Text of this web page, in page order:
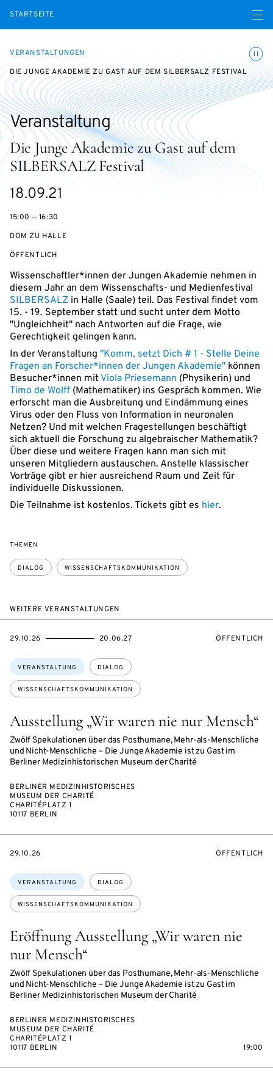
STARTSEITE Menü
VERANSTALTUNGEN
DIE JUNGE AKADEMIE ZU GAST AUF DEM SILBERSALZ FESTIVAL
Die Junge Akademie zu Gast auf dem
SILBERSALZ Festival
Veranstaltung
eventBeginsOn
18.09.21
15:00 — 16:30
DOM ZU HALLE
VERANSTALTUNGSZUGANG:
ÖFFENTLICH
Wissenschaftler*innen der Jungen Akademie nehmen in
diesem Jahr an dem Wissenschafts- und Medienfestival
SILBERSALZ in Halle (Saale) teil. Das Festival findet vom
15. - 19. September statt und sucht unter dem Motto
"Ungleichheit" nach Antworten auf die Frage, wie
Gerechtigkeit gelingen kann.
In der Veranstaltung "Komm, setzt Dich # 1 - Stelle Deine
Fragen an Forscher*innen der Jungen Akademie" können
Besucher*innen mit Viola Priesemann (Physikerin) und
Timo de Wolff (Mathematiker) ins Gespräch kommen. Wie
erforscht man die Ausbreitung und Eindämmung eines
Virus oder den Fluss von Information in neuronalen
Netzen? Und mit welchen Fragestellungen beschäftigt
sich aktuell die Forschung zu algebraischer Mathematik?
Über diese und weitere Fragen kann man sich mit
unseren Mitgliedern austauschen. Anstelle klassischer
Vorträge gibt er hier ausreichend Raum und Zeit für
individuelle Diskussionen.
Die Teilnahme ist kostenlos. Tickets gibt es hier.
THEMEN
DIALOG WISSENSCHAFTSKOMMUNIKATION
WEITERE VERANSTALTUNGEN
Ausstellung „Wir waren nie nur Mensch“
Zwölf Spekulationen über das Posthumane, Mehr-als-Menschliche
und Nicht-Menschliche – Die Junge Akademie ist zu Gast im
Berliner Medizinhistorischen Museum der Charité
Themen:
VERANSTALTUNG DIALOG
WISSENSCHAFTSKOMMUNIKATION
EVENTBEGINSON
29.10.26
EVENTENDSON 20.06.27 ÖFFENTLICH
BERLINER MEDIZINHISTORISCHES
MUSEUM DER CHARITÉ
CHARITÉPLATZ 1
10117 BERLIN
Eröffnung Ausstellung „Wir waren nie
nur Mensch“
Zwölf Spekulationen über das Posthumane, Mehr-als-Menschliche
und Nicht-Menschliche – Die Junge Akademie ist zu Gast im
Berliner Medizinhistorischen Museum der Charité
Themen:
VERANSTALTUNG DIALOG
WISSENSCHAFTSKOMMUNIKATION
EVENTBEGINSON
29.10.26 ÖFFENTLICH
BERLINER MEDIZINHISTORISCHES
MUSEUM DER CHARITÉ
CHARITÉPLATZ 1
10117 BERLIN
19:00